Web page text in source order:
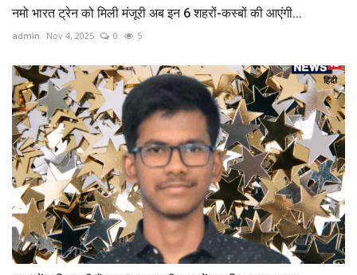
नमो भारत ट्रेन को मिली मंजूरी अब इन 6 शहरों-कस्बों की आएंगी...
admin Nov 4, 2025 0 5